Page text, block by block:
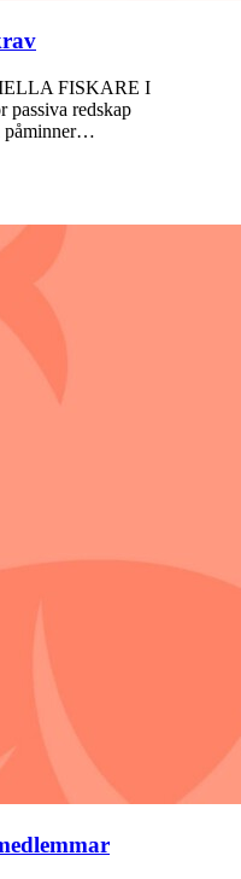
FISKARE I
redskap
påminner…